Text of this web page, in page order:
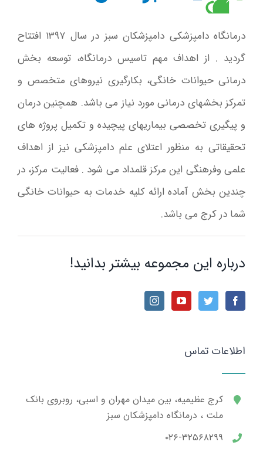
درمانگاه دامپزشکی دامپزشکان سبز در سال ۱۳۹۷ افتتاح
گردید . از اهداف مهم تاسیس درمانگاه، توسعه بخش
درمانی حیوانات خانگی، بکارگیری نیروهای متخصص و
تمرکز بخشهای درمانی مورد نیاز می باشد. همچنین درمان
و پیگیری تخصصی بیماریهای پیچیده و تکمیل پروژه های
تحقیقاتی به منظور اعتلای علم دامپزشکی نیز از اهداف
علمی وفرهنگی این مرکز قلمداد می شود . فعالیت مرکز، در
چندین بخش آماده ارائه کلیه خدمات به حیوانات خانگی
شما در کرج می باشد.
درباره این مجموعه بیشتر بدانید!
اطلاعات تماس
کرج عظیمیه، بین میدان مهران و اسبی، روبروی بانک
ملت ، درمانگاه دامپزشکان سبز
۰۲۶-۳۲۵۶۸۲۹۹